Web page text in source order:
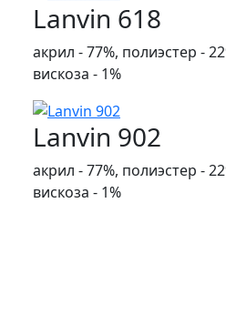
Lanvin 618
акрил - 77%, полиэстер -
вискоза - 1%
Lanvin 902
акрил - 77%, полиэстер -
вискоза - 1%